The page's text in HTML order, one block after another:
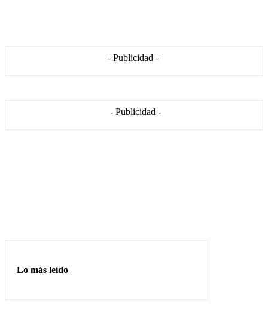
- Publicidad -
- Publicidad -
Lo más leído